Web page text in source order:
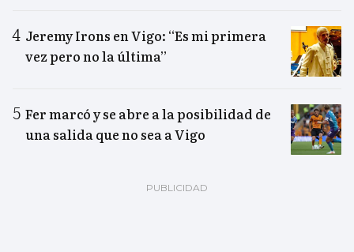
Jeremy Irons en Vigo: “Es mi primera
vez pero no la última”
Fer marcó y se abre a la posibilidad de
una salida que no sea a Vigo